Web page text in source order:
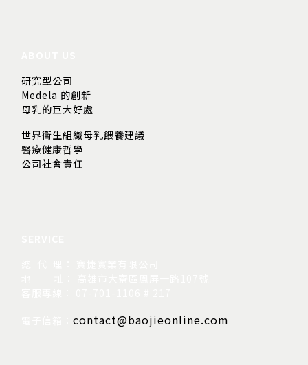
研究型公司
Medela 的創新
母乳的巨大好處
世界衛生組織母乳餵養建議
醫療健康哲學
公司社會責任
contact@baojieonline.com